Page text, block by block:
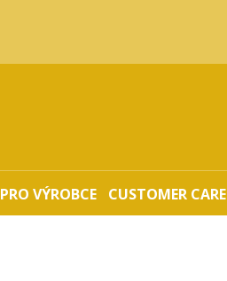
PRO VÝROBCE CUSTOMER CARE